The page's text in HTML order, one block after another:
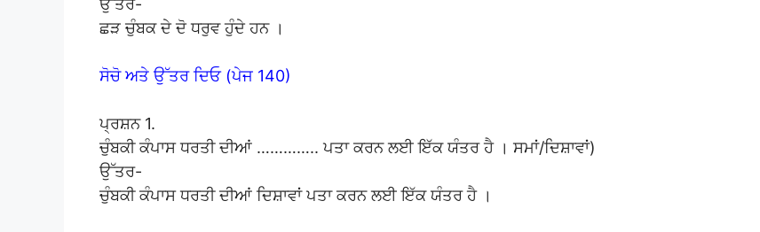
ਛੜ ਚੁੰਬਕ ਦੇ ਦੋ ਧਰੁਵ ਹੁੰਦੇ ਹਨ ।
ਸੋਚੋ ਅਤੇ ਉੱਤਰ ਦਿਓ (ਪੇਜ 140)
ਪ੍ਰਸ਼ਨ 1.
ਚੁੰਬਕੀ ਕੰਪਾਸ ਧਰਤੀ ਦੀਆਂ ………….. ਪਤਾ ਕਰਨ ਲਈ ਇੱਕ ਯੰਤਰ ਹੈ । ਸਮਾਂ/ਦਿਸ਼ਾਵਾਂ)
ਉੱਤਰ-
ਚੁੰਬਕੀ ਕੰਪਾਸ ਧਰਤੀ ਦੀਆਂ ਦਿਸ਼ਾਵਾਂ ਪਤਾ ਕਰਨ ਲਈ ਇੱਕ ਯੰਤਰ ਹੈ ।